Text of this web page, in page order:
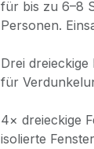
für bis zu 6–8
Personen.
Drei
für
4× dreieckige
isolierte